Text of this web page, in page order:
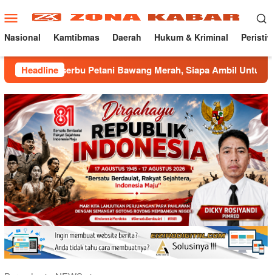
ke
konten
Menu
Mobile
Nasional Kamtibmas Daerah Hukum & Kriminal
Headline
Petani Bawang Merah, Siapa Ambil Untung ???